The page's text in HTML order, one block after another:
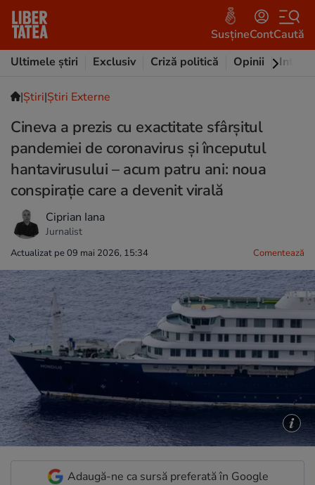
SusțineContCaută
Ultimele știri
Exclusiv Criză politică Opinii
|Ştiri|Știri Externe
Cineva a prezis cu exactitate sfârșitul
pandemiei de coronavirus și începutul
hantavirusului – acum patru ani: noua
conspirație care a devenit virală
Ciprian Iana
Jurnalist
Actualizat pe 09 mai 2026, 15:34 Comentează
Adaugă-ne ca sursă preferată în Google